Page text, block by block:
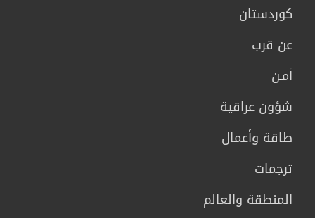
كوردستان
عن قرب
أمـن
شؤون عراقية
طاقة وأعمال
ترجمات
المنطقة والعالم